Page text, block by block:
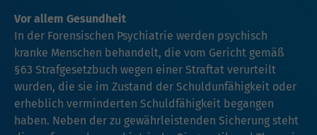
Vor allem Gesundheit
In der Forensischen Psychiatrie werden psychisch
kranke Menschen behandelt, die vom Gericht gemäß
§63 Strafgesetzbuch wegen einer Straftat verurteilt
wurden, die sie im Zustand der Schuldunfähigkeit oder
erheblich verminderten Schuldfähigkeit begangen
haben. Neben der zu gewährleistenden Sicherung steht